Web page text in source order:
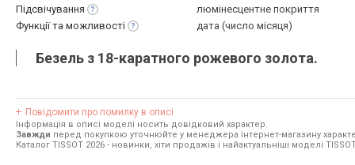
Підсвічування
люмінесцентне покриття
Функції та можливості дата (число місяця)
Безель з 18-каратного рожевого золота.
Повідомити про помилку в описі
Інформація в описі моделі носить довідковий характер.
Завжди перед покупкою уточнюйте у менеджера інтернет-магазину
Каталог TISSOT 2026 - новинки, хіти продажів і найактуальніші моделі